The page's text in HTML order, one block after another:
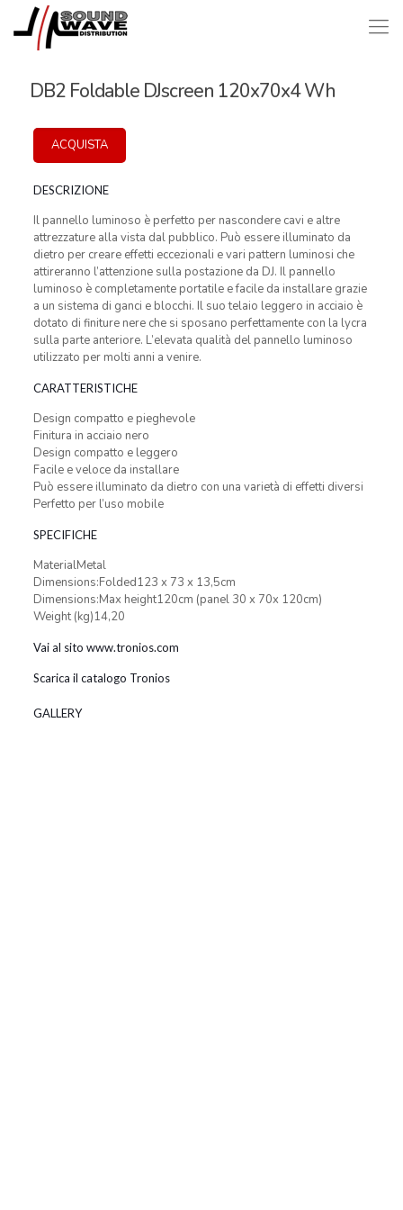
DB2 Foldable DJscreen 120x70x4 Wh
ACQUISTA
DESCRIZIONE
Il pannello luminoso è perfetto per nascondere cavi e altre
attrezzature alla vista dal pubblico. Può essere illuminato da
dietro per creare effetti eccezionali e vari pattern luminosi che
attireranno l’attenzione sulla postazione da DJ. Il pannello
luminoso è completamente portatile e facile da installare grazie
a un sistema di ganci e blocchi. Il suo telaio leggero in acciaio è
dotato di finiture nere che si sposano perfettamente con la lycra
sulla parte anteriore. L’elevata qualità del pannello luminoso
utilizzato per molti anni a venire.
CARATTERISTICHE
Design compatto e pieghevole
Finitura in acciaio nero
Design compatto e leggero
Facile e veloce da installare
Può essere illuminato da dietro con una varietà di effetti diversi
Perfetto per l’uso mobile
SPECIFICHE
MaterialMetal
Dimensions:Folded123 x 73 x 13,5cm
Dimensions:Max height120cm (panel 30 x 70x 120cm)
Weight (kg)14,20
Vai al sito www.tronios.com
Scarica il catalogo Tronios
GALLERY